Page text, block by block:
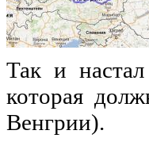
Так и настал
которая
Венгрии).